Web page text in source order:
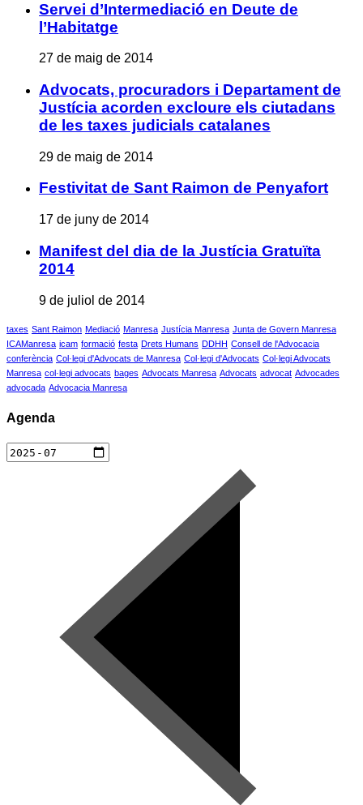
Servei d’Intermediació en Deute de
l’Habitatge
27 de maig de 2014
Advocats, procuradors i Departament de
Justícia acorden excloure els ciutadans
de les taxes judicials catalanes
29 de maig de 2014
Festivitat de Sant Raimon de Penyafort
17 de juny de 2014
Manifest del dia de la Justícia Gratuïta
2014
9 de juliol de 2014
taxes Sant Raimon Mediació Manresa Justícia Manresa Junta de Govern Manresa
ICAManresa icam formació festa Drets Humans DDHH Consell de l'Advocacia
conferència Col·legi d'Advocats de Manresa Col·legi d'Advocats Col·legi Advocats
Manresa col·legi advocats bages Advocats Manresa Advocats advocat Advocades
advocada Advocacia Manresa
Agenda